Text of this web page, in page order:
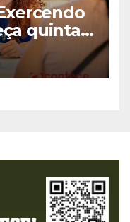
quinta-
de
e